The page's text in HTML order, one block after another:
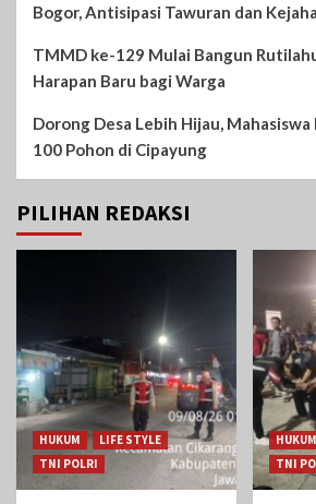
Bogor, Antisipasi Tawuran dan
TMMD ke-129 Mulai Bangun
Harapan Baru bagi Warga
Dorong Desa Lebih Hijau, Mahasiswa
100 Pohon di Cipayung
PILIHAN REDAKSI
HUKUM
LIFE STYLE
TNI POLRI
HUKUM
TNI